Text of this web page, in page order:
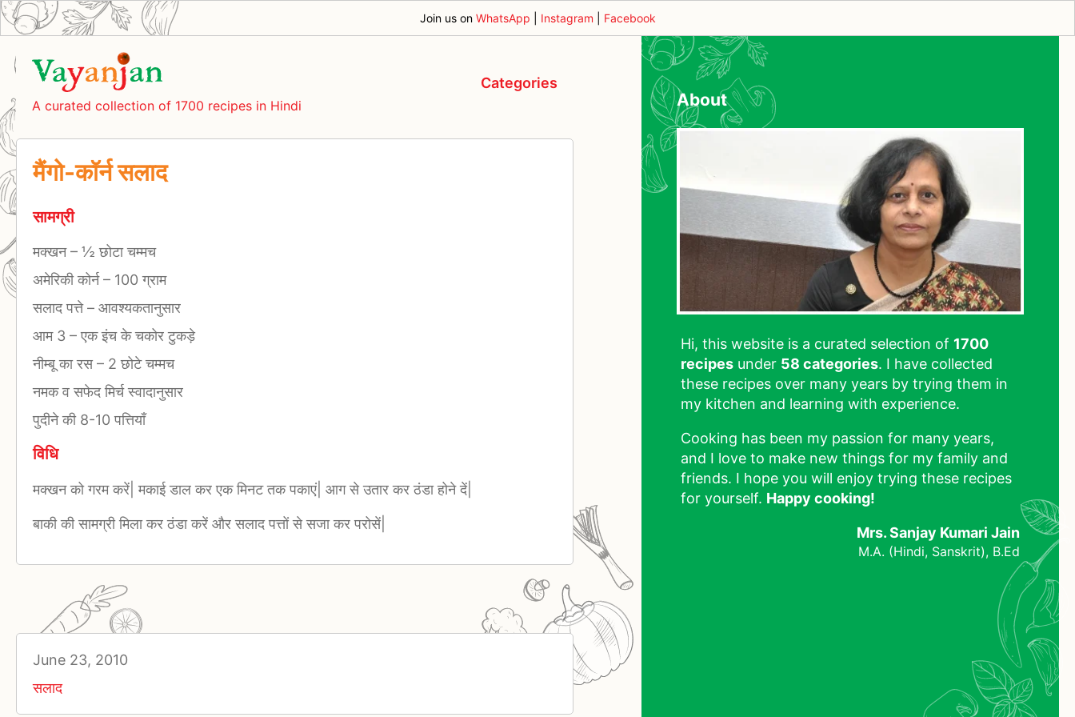
Join us on WhatsApp Instagram Facebook
A curated collection of 1700 recipes in Hindi
Categories
मैंगो-कॉर्न सलाद
सामग्री
मक्खन– ½ छोटा चम्मच
अमेरिकी कोर्न– 100 ग्राम
सलाद पत्ते– आवश्यकतानुसार
आम 3 –एक इंच के चकोर टुकड़े
नीम्बू का रस– 2 छोटे चम्मच
नमक व सफेद मिर्च स्वादानुसार
पुदीने की 8-10 पत्तियाँ
विधि
मक्खन को गरम करें| मकाई डाल कर एक मिनट तक पकाएं| आग से उतार कर ठंडा होने दें|
बाकी की सामग्री मिला कर ठंडा करें और सलाद पत्तों से सजा कर परोसें|
June 23, 2010
सलाद
About
Hi, this website is a curated selection of 1700
recipes under 58 categories. I have collected
these recipes over many years by trying them in
my kitchen and learning with experience.
Cooking has been my passion for many years,
and I love to make new things for my family and
friends. I hope you will enjoy trying these recipes
for yourself. Happy cooking!
Mrs. Sanjay Kumari Jain
M.A. (Hindi, Sanskrit), B.Ed